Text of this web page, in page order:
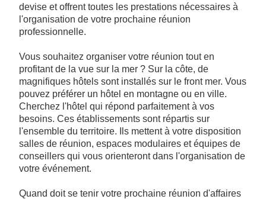
devise et offrent toutes les prestations nécessaires à
l'organisation de votre prochaine réunion
professionnelle.
Vous souhaitez organiser votre réunion tout en
profitant de la vue sur la mer ? Sur la côte, de
magnifiques hôtels sont installés sur le front mer. Vous
pouvez préférer un hôtel en montagne ou en ville.
Cherchez l'hôtel qui répond parfaitement à vos
besoins. Ces établissements sont répartis sur
l'ensemble du territoire. Ils mettent à votre disposition
salles de réunion, espaces modulaires et équipes de
conseillers qui vous orienteront dans l'organisation de
votre événement.
Quand doit se tenir votre prochaine réunion d'affaires